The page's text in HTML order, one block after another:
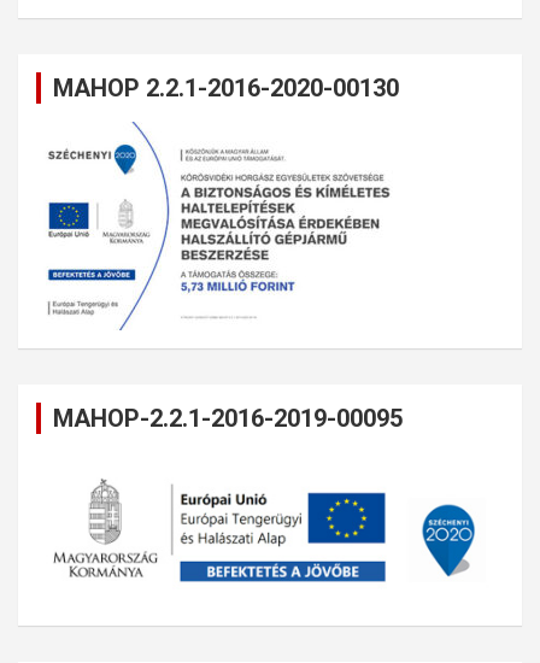
MAHOP 2.2.1-2016-2020-00130
MAHOP-2.2.1-2016-2019-00095